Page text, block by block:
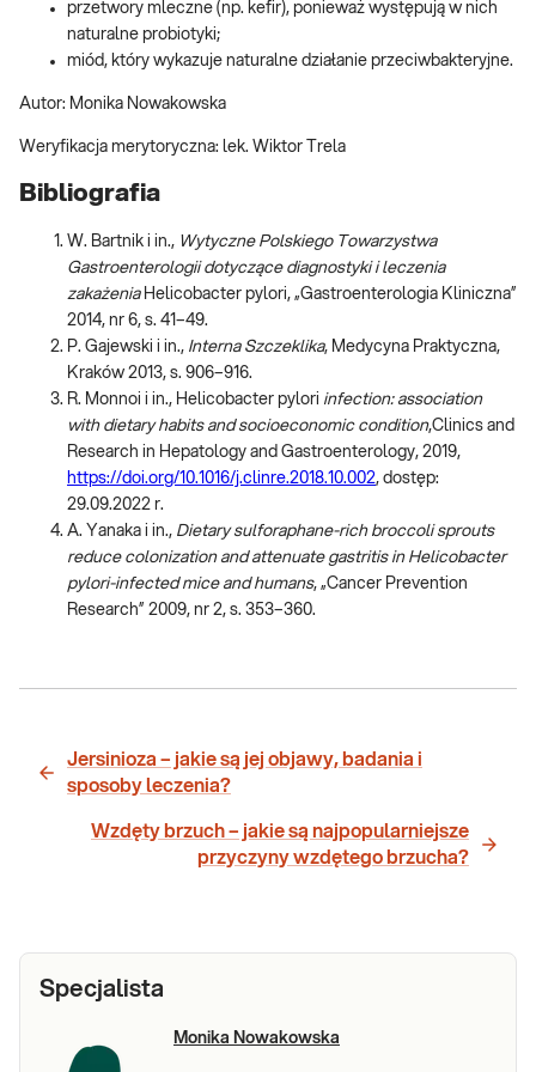
przetwory mleczne (np. kefir), ponieważ występują w nich
naturalne probiotyki;
miód, który wykazuje naturalne działanie przeciwbakteryjne.
Autor: Monika Nowakowska
Weryfikacja merytoryczna: lek. Wiktor Trela
Bibliografia
W. Bartnik i in., Wytyczne Polskiego Towarzystwa
Gastroenterologii dotyczące diagnostyki i leczenia
zakażenia Helicobacter pylori, „Gastroenterologia Kliniczna”
2014, nr 6, s. 41–49.
P. Gajewski i in., Interna Szczeklika, Medycyna Praktyczna,
Kraków 2013, s. 906–916.
R. Monnoi i in., Helicobacter pylori infection: association
with dietary habits and socioeconomic condition,Clinics and
Research in Hepatology and Gastroenterology, 2019,
https://doi.org/10.1016/j.clinre.2018.10.002, dostęp:
29.09.2022 r.
A. Yanaka i in., Dietary sulforaphane-rich broccoli sprouts
reduce colonization and attenuate gastritis in Helicobacter
pylori-infected mice and humans, „Cancer Prevention
Research” 2009, nr 2, s. 353–360.
Jersinioza – jakie są jej objawy, badania i
sposoby leczenia?
Wzdęty brzuch – jakie są najpopularniejsze
przyczyny wzdętego brzucha?
Specjalista
Monika Nowakowska